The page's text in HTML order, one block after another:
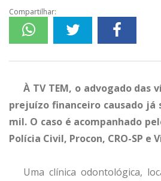
Compartilhar:
À TV TEM, o advogado das
prejuízo financeiro causado já
mil. O caso é acompanhado
Polícia Civil, Procon, CRO-SP e
Uma clínica odontológica,